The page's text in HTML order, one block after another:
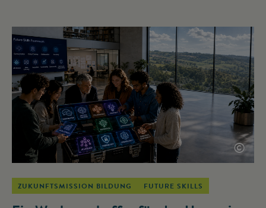
©
ZUKUNFTSMISSION BILDUNG FUTURE SKILLS